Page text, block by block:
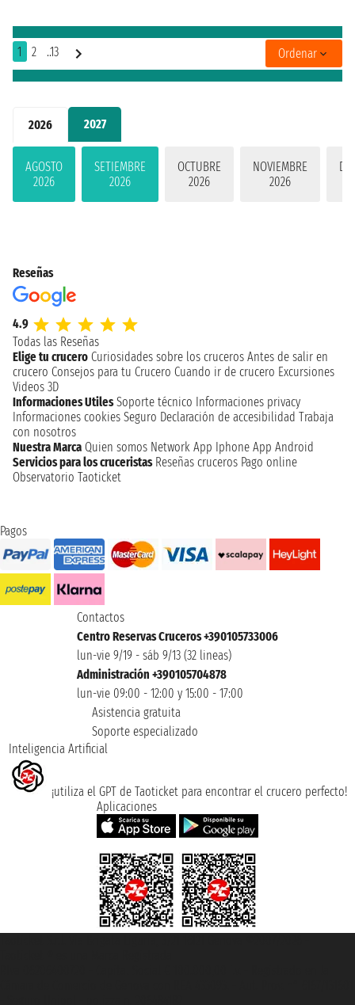
2026 2027
AGOSTO
2026
SETIEMBRE
2026
OCTUBRE
2026
NOVIEMBRE
2026
1 2 ..13 Ordenar
Reseñas
4.9
Todas las Reseñas
Elige tu crucero Curiosidades sobre los cruceros Antes de salir en
crucero Consejos para tu Crucero Cuando ir de crucero Excursiones
Videos 3D
Informaciones Utiles Soporte técnico Informaciones privacy
Informaciones cookies Seguro Declaración de accesibilidad Trabaja
con nosotros
Nuestra Marca Quien somos Network App Iphone App Android
Servicios para los cruceristas Reseñas cruceros Pago online
Observatorio Taoticket
Pagos
Contactos
Centro Reservas Cruceros +390105733006
lun-vie 9/19 - sáb 9/13 (32 lineas)
Administración +390105704878
lun-vie 09:00 - 12:00 y 15:00 - 17:00
Asistencia gratuita
Soporte especializado
Inteligencia Artificial
¡utiliza el GPT de Taoticket para encontrar el crucero perfecto!
Aplicaciones